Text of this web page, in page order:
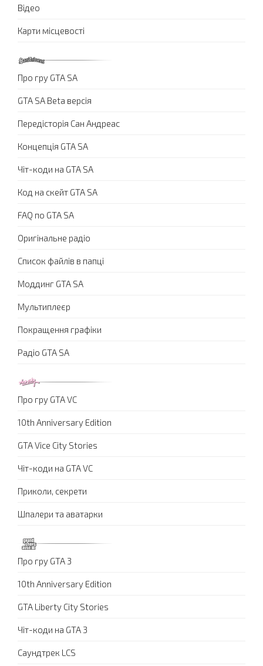
Відео
Карти місцевості
Про гру GTA SA
GTA SA Beta версія
Передісторія Сан Андреас
Концепція GTA SA
Чіт-коди на GTA SA
Код на скейт GTA SA
FAQ по GTA SA
Оригінальне радіо
Список файлів в папці
Моддинг GTA SA
Мультиплеєр
Покращення графіки
Радіо GTA SA
Про гру GTA VC
10th Anniversary Edition
GTA Vice City Stories
Чіт-коди на GTA VC
Приколи, секрети
Шпалери та аватарки
Про гру GTA 3
10th Anniversary Edition
GTA Liberty City Stories
Чіт-коди на GTA 3
Саундтрек LCS